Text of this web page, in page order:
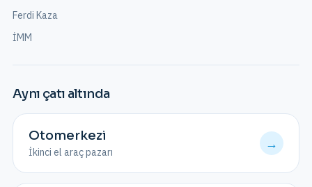
Ferdi Kaza
İMM
Aynı çatı altında
Otomerkezi
İkinci el araç pazarı
→